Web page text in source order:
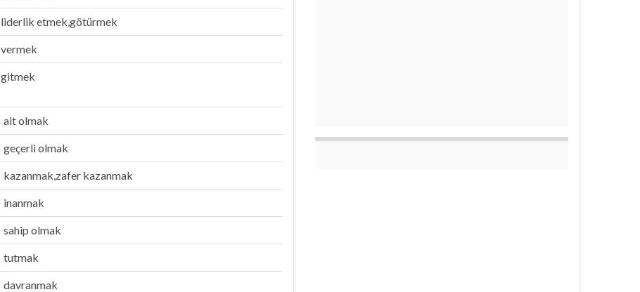
liderlik etmek,götürmek
vermek
gitmek
ait olmak
geçerli olmak
kazanmak,zafer kazanmak
inanmak
sahip olmak
tutmak
davranmak